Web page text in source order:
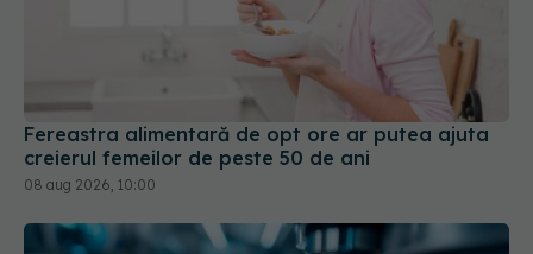
Fereastra alimentară de opt ore ar putea ajuta
creierul femeilor de peste 50 de ani
08 aug 2026, 10:00